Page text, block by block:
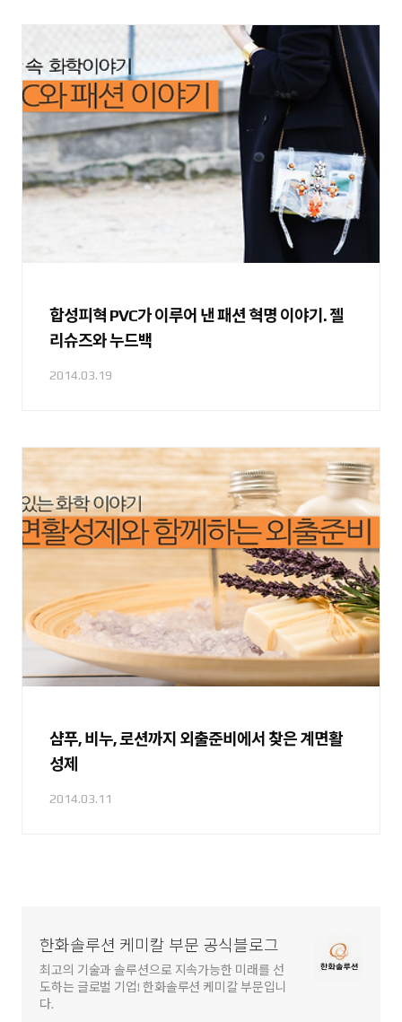
합성피혁 PVC가 이루어 낸 패션 혁명 이야기. 젤
리슈즈와 누드백
2014.03.19
샴푸, 비누, 로션까지 외출준비에서 찾은 계면활
성제
2014.03.11
한화솔루션 케미칼 부문 공식블로그
최고의 기술과 솔루션으로 지속가능한 미래를 선
도하는 글로벌 기업! 한화솔루션 케미칼 부문입니
다.